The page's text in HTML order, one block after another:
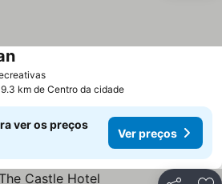
km de Centro da cidade
ver os preços
Ver preços